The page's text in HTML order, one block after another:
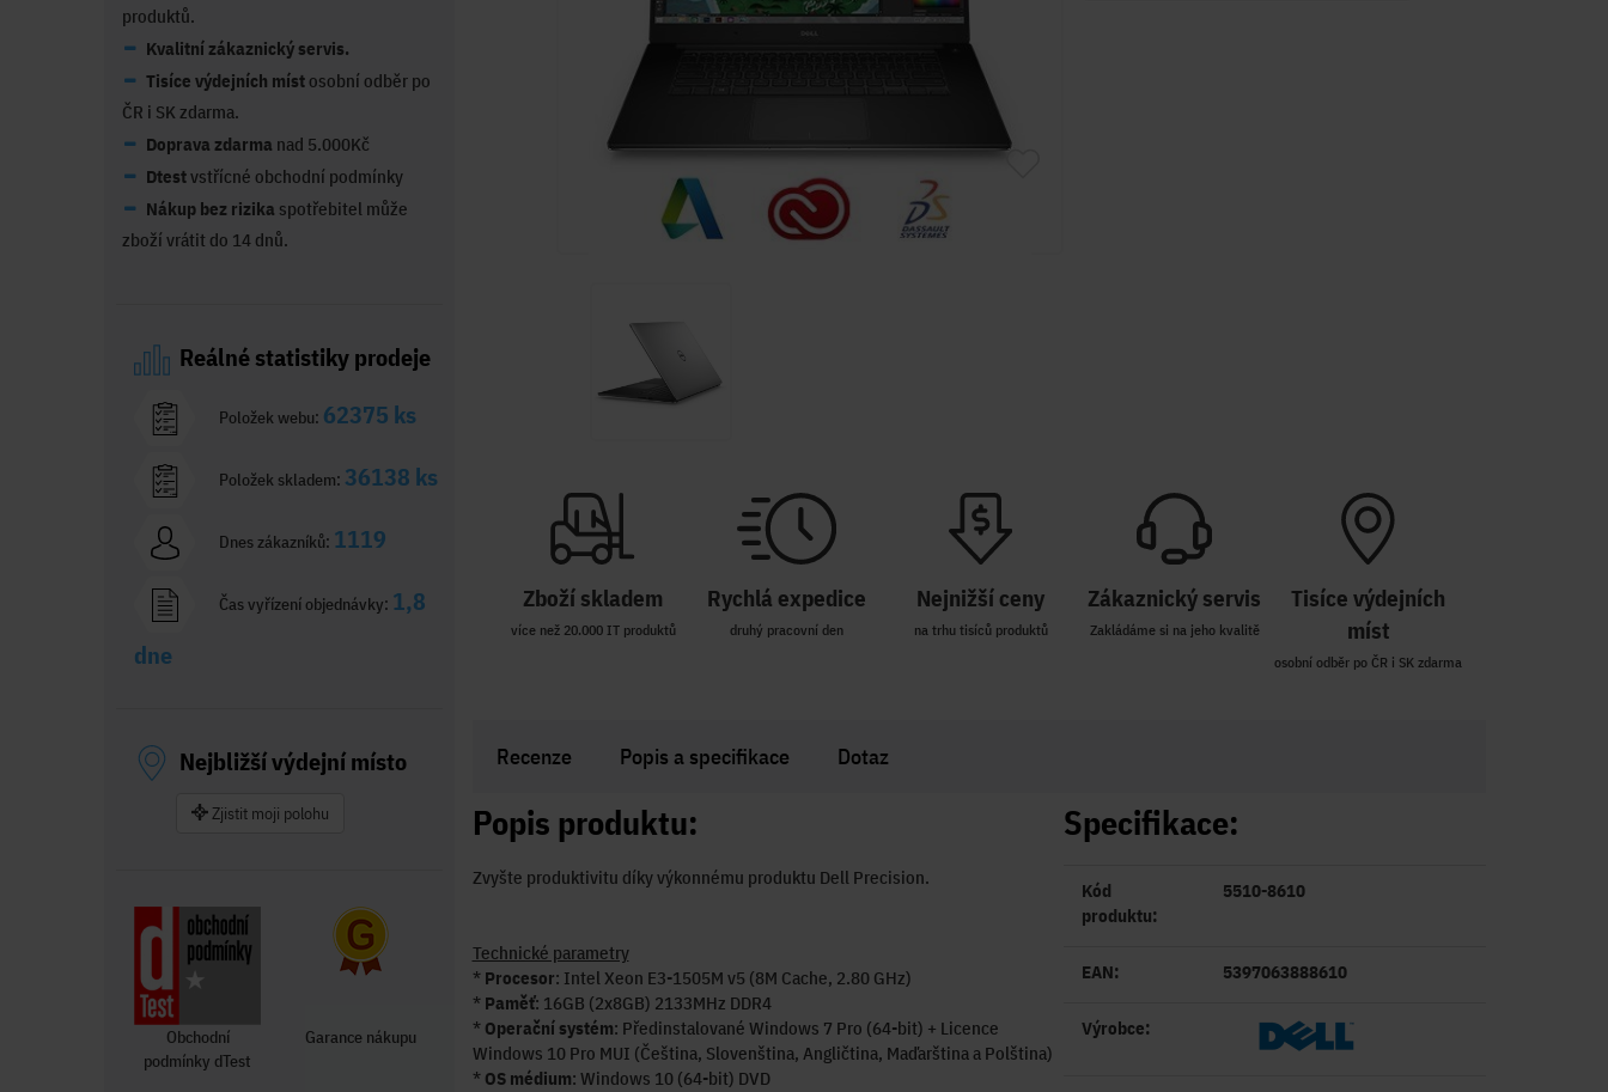
Zboží skladem
více než 20.000 IT produktů
Rychlá expedice
druhý pracovní den
Nejnižší ceny
na trhu tisíců produktů
Zákaznický servis
Zakládáme si na jeho kvalitě
Tisíce výdejních
míst
osobní odběr po ČR i SK zdarma
Recenze Popis a specifikace Dotaz
Popis produktu:
Zvyšte produktivitu díky výkonnému produktu Dell Precision.
Technické parametry
* Procesor: Intel Xeon E3-1505M v5 (8M Cache, 2.80 GHz)
* Paměť: 16GB (2x8GB) 2133MHz DDR4
* Operační systém: Předinstalované Windows 7 Pro (64-bit) + Licence
Windows 10 Pro MUI (Čeština, Slovenština, Angličtina, Maďarština a Polština)
* OS médium: Windows 10 (64-bit) DVD
Specifikace:
Kód
produktu:
5510-8610
EAN: 5397063888610
Výrobce:
produktů.
Kvalitní zákaznický servis.
Tisíce výdejních míst osobní odběr po
ČR i SK zdarma.
Doprava zdarma nad 5.000Kč
Dtestvstřícné obchodní podmínky
Nákup bez rizika spotřebitel může
zboží vrátit do 14 dnů.
Reálné statistiky prodeje
Položek webu: 62375 ks
Položek skladem: 36138 ks
Dnes zákazníků: 1119
Čas vyřízení objednávky: 1,8
dne
Nejbližší výdejní místo
Zjistit moji polohu
Obchodní
podmínky dTest
Garance nákupu